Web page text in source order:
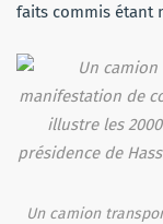
faits commis étant
Un camion